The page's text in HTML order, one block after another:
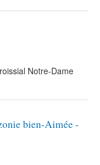
Notre-Dame
bien-Aimée -